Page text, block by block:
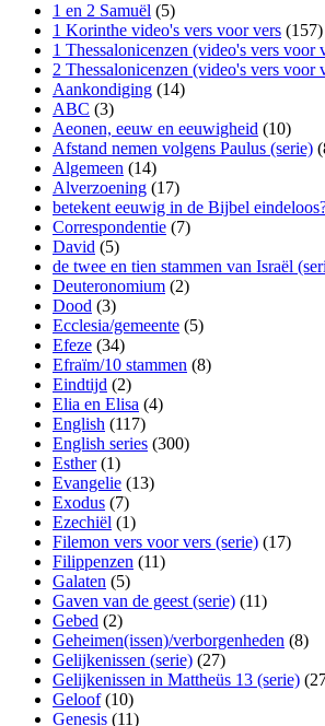
1 en 2 Samuël (5)
1 Korinthe video's vers voor vers (157)
1 Thessalonicenzen (video's vers voor
2 Thessalonicenzen (video's vers voor
Aankondiging (14)
ABC (3)
Aeonen, eeuw en eeuwigheid (10)
Afstand nemen volgens Paulus (serie)
Algemeen (14)
Alverzoening (17)
betekent eeuwig in de Bijbel
Correspondentie (7)
David (5)
de twee en tien stammen van Israël
Deuteronomium (2)
Dood (3)
Ecclesia/gemeente (5)
Efeze (34)
Efraïm/10 stammen (8)
Eindtijd (2)
Elia en Elisa (4)
English (117)
English series (300)
Esther(1)
Evangelie (13)
Exodus (7)
Ezechiël (1)
Filemon vers voor vers (serie) (17)
Filippenzen (11)
Galaten (5)
Gaven van de geest (serie) (11)
Gebed (2)
Geheimen(issen)/verborgenheden (8)
Gelijkenissen (serie) (27)
Gelijkenissen in Mattheüs 13 (serie)
Geloof(10)
Genesis (11)